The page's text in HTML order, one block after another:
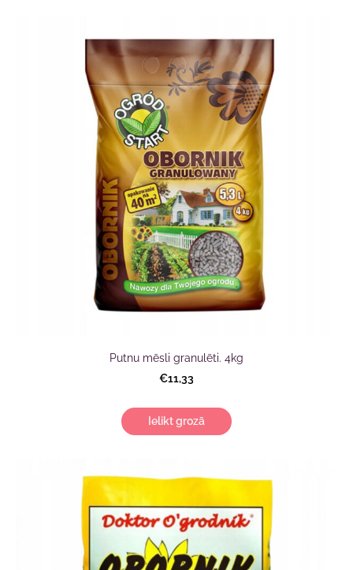
Putnu mēsli granulēti. 4kg
€11,33
Ielikt grozā